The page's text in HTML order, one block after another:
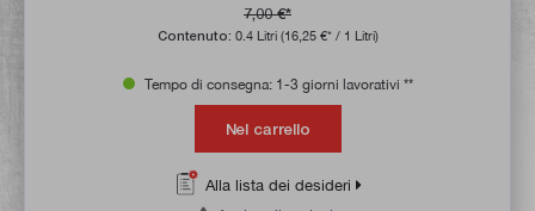
7,00 €*
Contenuto: 0.4 Litri (16,25 €* / 1 Litri)
Tempo di consegna: 1-3 giorni lavorativi **
Nel carrello
Alla lista dei desideri